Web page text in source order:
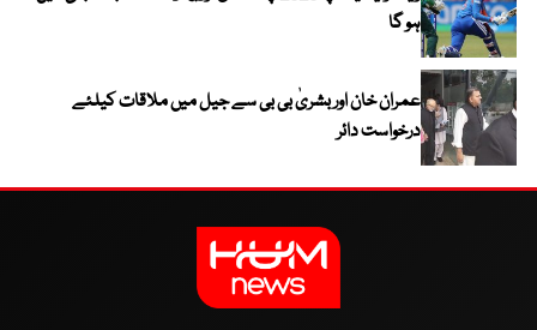
ہو گا
عمران خان اور بشریٰ بی بی سے جیل میں ملاقات کیلئے
درخواست دائر